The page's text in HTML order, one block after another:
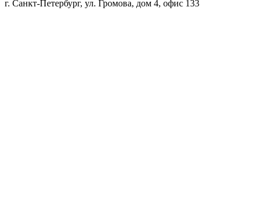
г. Санкт-Петербург, ул. Громова, дом 4, офис 133